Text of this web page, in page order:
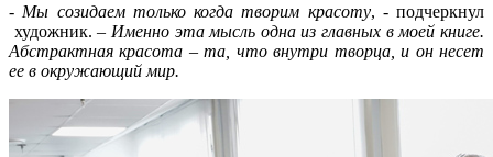
- Мы созидаем только когда творим красоту, - подчеркнул
художник. – Именно эта мысль одна из главных в моей книге.
Абстрактная красота – та, что внутри творца, и он несет
ее в окружающий мир.